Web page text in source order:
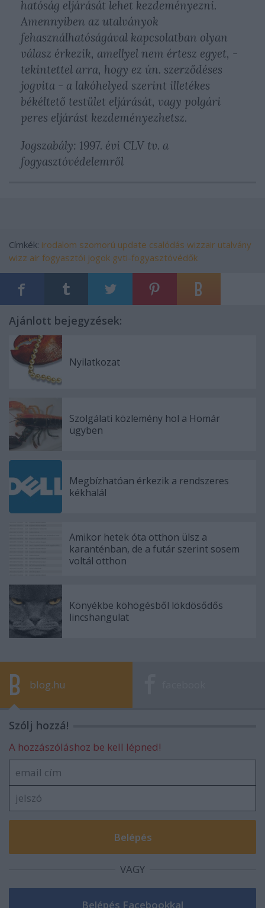
hatóság eljárását lehet kezdeményezni.
Amennyiben az utalványok
fehasználhatóságával kapcsolatban olyan
válasz érkezik, amellyel nem értesz egyet, -
tekintettel arra, hogy ez ún. szerződéses
jogvita - a lakóhelyed szerint illetékes
békéltető testület eljárását, vagy polgári
peres eljárást kezdeményezhetsz.
Jogszabály: 1997. évi CLV tv. a
fogyasztóvédelemről
Címkék: irodalom szomorú update csalódás wizzair utalvány
wizz air fogyasztói jogok gvti-fogyasztóvédők
Ajánlott bejegyzések:
Nyilatkozat
Szolgálati közlemény hol a Homár
ügyben
Megbízhatóan érkezik a rendszeres
kékhalál
Amikor hetek óta otthon ülsz a
karanténban, de a futár szerint sosem
voltál otthon
Könyékbe köhögésből lökdösődős
lincshangulat
blog.hu
Szólj hozzá!
A hozzászóláshoz be kell lépned!
VAGY